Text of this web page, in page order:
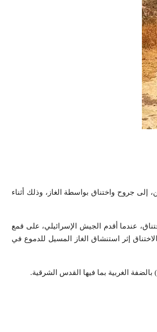
جروح واختناق بواسطة الغاز، وذلك أثناء
بينهم متضامن أجنبي، وآخرين بالاختناق، عندما أقدم الجيش الإسرائيلي، على قمع
إثر استنشاق الغاز المسيل للدموع في